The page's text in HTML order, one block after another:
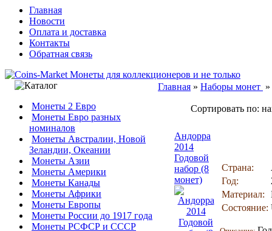
Главная
Новости
Оплата и доставка
Контакты
Обратная связь
Монеты 2 Евро
Монеты Евро разных
номиналов
Монеты Австралии, Новой
Зеландии, Океании
Монеты Азии
Монеты Америки
Монеты Канады
Монеты Африки
Монеты Европы
Монеты России до 1917 года
Монеты РСФСР и СССР
Главная » Наборы монет »
Сортировать по:
Андорра
2014
Годовой
набор (8
монет)
Страна:
Год:
Материал:
Состояние: